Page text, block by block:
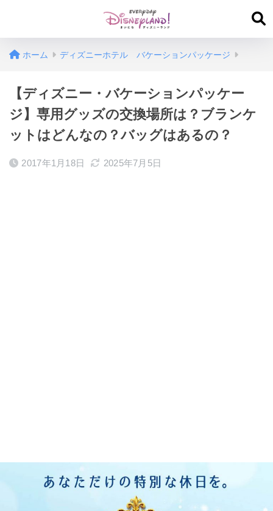
ホーム ディズニーホテル バケーションパッケージ
【ディズニー・バケーションパッケー
ジ】専用グッズの交換場所は？ブランケ
ットはどんなの？バッグはあるの？
2017年1月18日 2025年7月5日